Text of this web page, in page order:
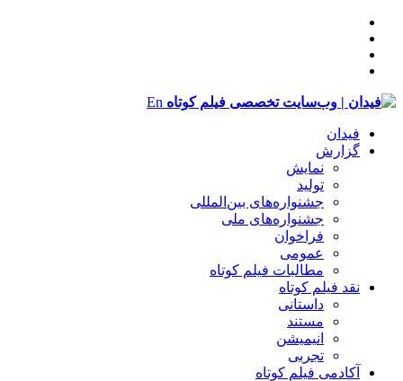
En
فیدان
گزارش
نمایش
تولید
‌‌جشنواره‌های بین‌المللی
جشنواره‌های ملی
فراخوان
عمومی
مطالبات فیلم کوتاه
نقد فیلم کوتاه
داستانی
مستند
انیمیشن
تجربی
آکادمی فیلم کوتاه